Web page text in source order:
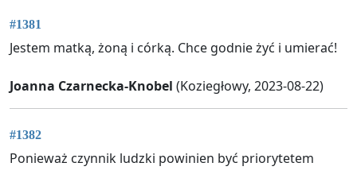
#1381
Jestem matką, żoną i córką. Chce godnie żyć i umierać!
Joanna Czarnecka-Knobel (Koziegłowy, 2023-08-22)
#1382
Ponieważ czynnik ludzki powinien być priorytetem